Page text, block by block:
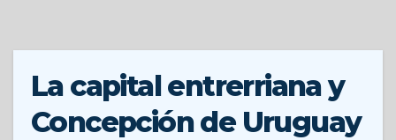
La capital entrerriana y
Concepción de Uruguay